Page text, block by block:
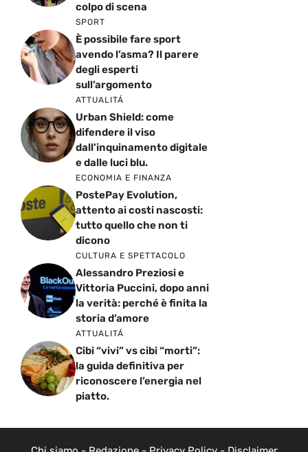
colpo di scena
SPORT
È possibile fare sport
avendo l’asma? Il parere
degli esperti
sull’argomento
ATTUALITÁ
Urban Shield: come
difendere il viso
dall’inquinamento digitale
e dalle luci blu.
ECONOMIA E FINANZA
PostePay Evolution,
attento ai costi nascosti:
tutto quello che non ti
dicono
CULTURA E SPETTACOLO
Alessandro Preziosi e
Vittoria Puccini, dopo anni
la verità: perché è finita la
storia d’amore
ATTUALITÁ
Cibi “vivi” vs cibi “morti”:
la guida definitiva per
riconoscere l’energia nel
piatto.